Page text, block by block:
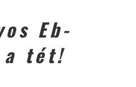
Eb-
a tét!